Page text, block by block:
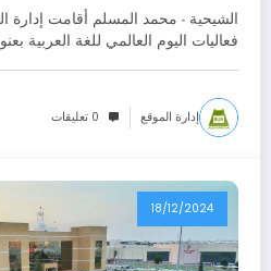
الشيحية - محمد المسلم أقامت إدارة
فعاليات اليوم العالمي للغة العربية
إدارة الموقع 0 تعليقات
18/12/2024